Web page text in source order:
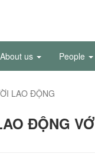
About us People
LAO ĐỘNG
ĐỘNG